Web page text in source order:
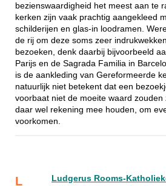
bezienswaardigheid het meest aan te
kerken zijn vaak prachtig aangekleed
schilderijen en glas-in loodramen.
de rij om deze soms zeer
bezoeken, denk daarbij bijvoorbeeld
Parijs en de Sagrada Familia in
is de aankleding van Gereformeerde
natuurlijk niet betekent dat een
voorbaat niet de moeite waard zouden
daar wel rekening mee houden, om
voorkomen.
L Ludgerus Rooms-